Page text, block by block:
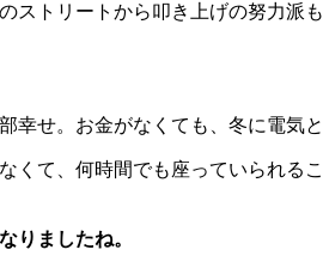
トリートから叩き上げの努力派
せ。お金がなくても、冬に電気
て、何時間でも座っていられる
りましたね。